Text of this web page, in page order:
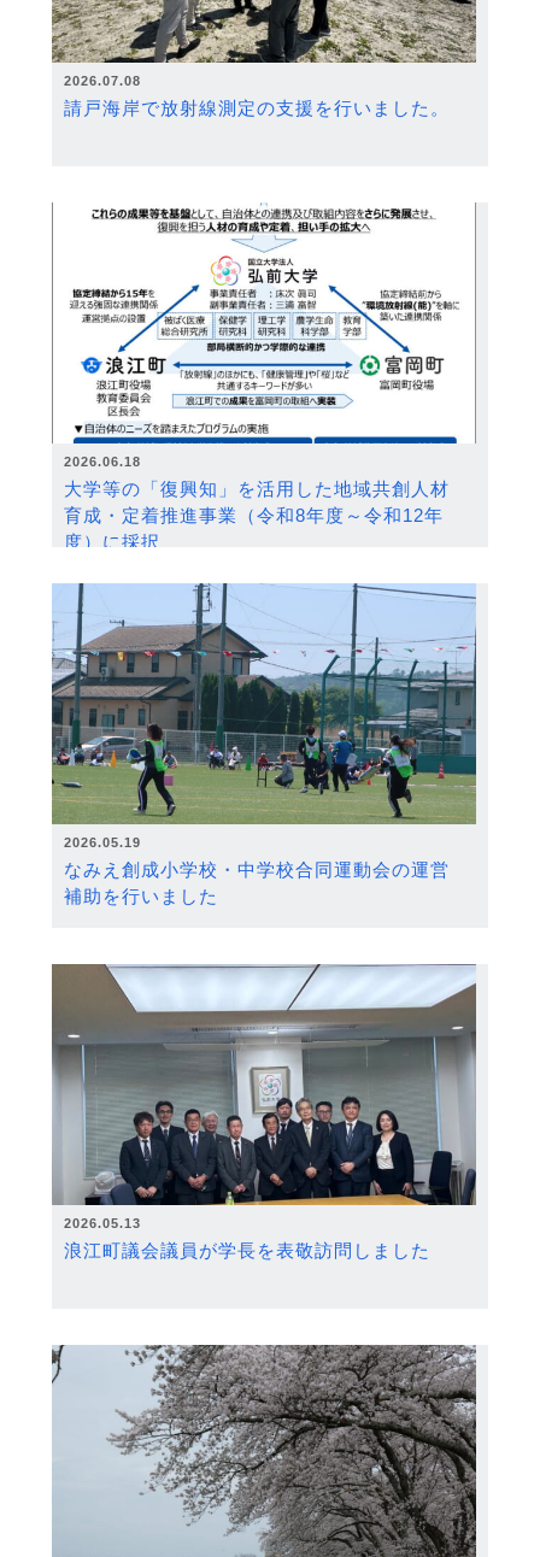
2026.07.08
請戸海岸で放射線測定の支援を行いました。
2026.06.18
大学等の「復興知」を活用した地域共創人材
育成・定着推進事業（令和8年度～令和12年
度）に採択
2026.05.19
なみえ創成小学校・中学校合同運動会の運営
補助を行いました
2026.05.13
浪江町議会議員が学長を表敬訪問しました